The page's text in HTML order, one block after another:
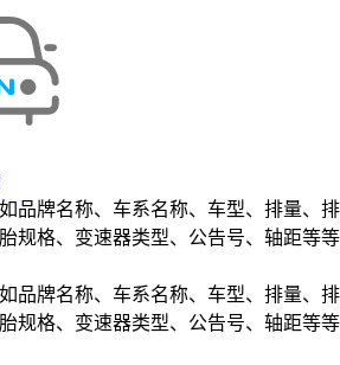
品牌名称、车系名称、车型、排量、排
规格、变速器类型、公告号、轴距等等
品牌名称、车系名称、车型、排量、排
规格、变速器类型、公告号、轴距等等